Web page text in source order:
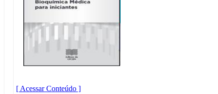
[ Acessar Conteúdo ]